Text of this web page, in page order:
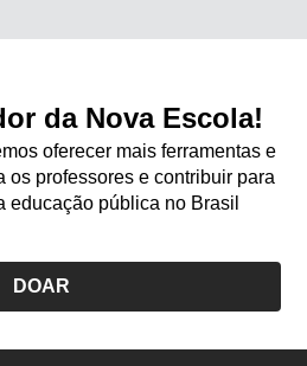
da Nova Escola!
oferecer mais ferramentas e
os professores e contribuir para
educação pública no Brasil
DOAR